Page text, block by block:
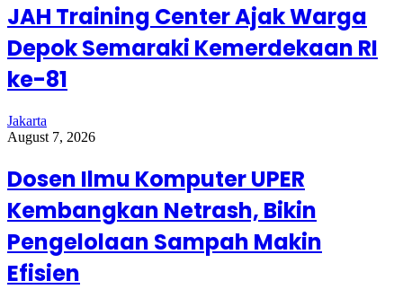
JAH Training Center Ajak Warga
Depok Semaraki Kemerdekaan RI
ke-81
Jakarta
August 7, 2026
Dosen Ilmu Komputer UPER
Kembangkan Netrash, Bikin
Pengelolaan Sampah Makin
Efisien